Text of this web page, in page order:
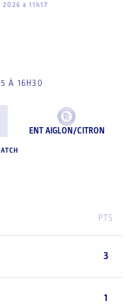
à 11h17
À 16H30
ENT AIGLON/CITRON
PTS
3
1